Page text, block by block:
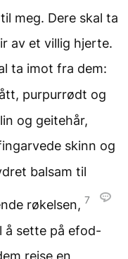
meg. Dere skal ta
av et villig hjerte.
ta imot fra dem:
purpurrødt og
og geitehår,
skinn og
balsam til
røkelsen, 7
å sette på efod-
reise en